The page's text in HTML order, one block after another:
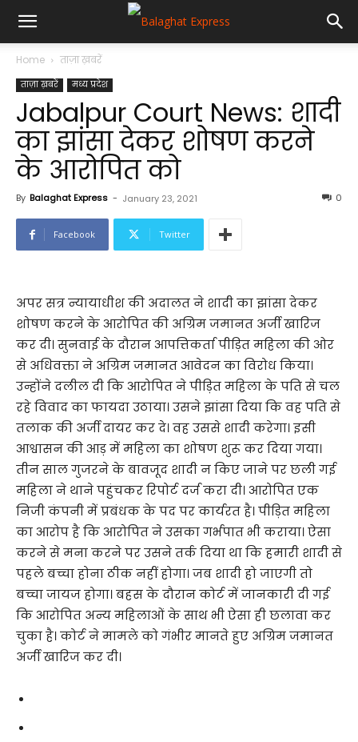
Home ताज़ा ख़बरें
ताज़ा ख़बरें मध्य प्रदेश
Jabalpur Court News: शादी
का झांसा देकर शोषण करने
के आरोपित को
By Balaghat Express - January 23, 2021 0
Facebook Twitter
अपर सत्र न्यायाधीश की अदालत ने शादी का झांसा देकर
शोषण करने के आरोपित की अग्रिम जमानत अर्जी खारिज
कर दी। सुनवाई के दौरान आपत्तिकर्ता पीड़ित महिला की ओर
से अधिवक्ता ने अग्रिम जमानत आवेदन का विरोध किया।
उन्होंने दलील दी कि आरोपित ने पीड़ित महिला के पति से चल
रहे विवाद का फायदा उठाया। उसने झांसा दिया कि वह पति से
तलाक की अर्जी दायर कर दे। वह उससे शादी करेगा। इसी
आश्वासन की आड़ में महिला का शोषण शुरू कर दिया गया।
तीन साल गुजरने के बावजूद शादी न किए जाने पर छली गई
महिला ने थाने पहुंचकर रिपोर्ट दर्ज करा दी। आरोपित एक
निजी कंपनी में प्रबंधक के पद पर कार्यरत है। पीड़ित महिला
का आरोप है कि आरोपित ने उसका गर्भपात भी कराया। ऐसा
करने से मना करने पर उसने तर्क दिया था कि हमारी शादी से
पहले बच्चा होना ठीक नहीं होगा। जब शादी हो जाएगी तो
बच्चा जायज होगा। बहस के दौरान कोर्ट में जानकारी दी गई
कि आरोपित अन्य महिलाओं के साथ भी ऐसा ही छलावा कर
चुका है। कोर्ट ने मामले को गंभीर मानते हुए अग्रिम जमानत
अर्जी खारिज कर दी।